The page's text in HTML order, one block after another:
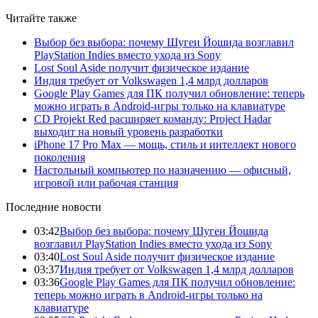
Читайте также
Выбор без выбора: почему Шугеи Йошида возглавил
PlayStation Indies вместо ухода из Sony
Lost Soul Aside получит физическое издание
Индия требует от Volkswagen 1,4 млрд долларов
Google Play Games для ПК получил обновление: теперь
можно играть в Android-игры только на клавиатуре
CD Projekt Red расширяет команду: Project Hadar
выходит на новый уровень разработки
iPhone 17 Pro Max — мощь, стиль и интеллект нового
поколения
Настольный компьютер по назначению — офисный,
игровой или рабочая станция
Последние новости
03:42Выбор без выбора: почему Шугеи Йошида
возглавил PlayStation Indies вместо ухода из Sony
03:40Lost Soul Aside получит физическое издание
03:37Индия требует от Volkswagen 1,4 млрд долларов
03:36Google Play Games для ПК получил обновление:
теперь можно играть в Android-игры только на
клавиатуре